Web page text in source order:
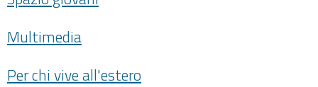
Multimedia
Per chi vive all'estero